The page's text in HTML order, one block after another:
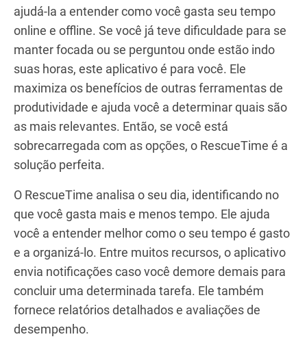
ajudá-la a entender como você gasta seu tempo
online e offline. Se você já teve dificuldade para se
manter focada ou se perguntou onde estão indo
suas horas, este aplicativo é para você. Ele
maximiza os benefícios de outras ferramentas de
produtividade e ajuda você a determinar quais são
as mais relevantes. Então, se você está
sobrecarregada com as opções, o RescueTime é a
solução perfeita.
O RescueTime analisa o seu dia, identificando no
que você gasta mais e menos tempo. Ele ajuda
você a entender melhor como o seu tempo é gasto
e a organizá-lo. Entre muitos recursos, o aplicativo
envia notificações caso você demore demais para
concluir uma determinada tarefa. Ele também
fornece relatórios detalhados e avaliações de
desempenho.